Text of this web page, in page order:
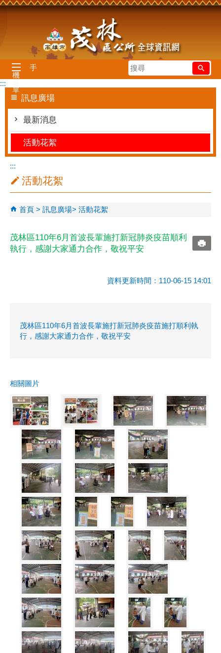
跳到主要內容區塊
搜
尋
手
機
單
:::
訊息廣場
最新消息
活動花絮
:::
活動花絮
首頁 訊息廣場 活動花絮
茂林區110年6月首波長輩施打新冠肺炎疫苗順利
執行，感謝大家通力合作，敬祝平安
資料更新時間：110-06-15 14:01
茂林區110年6月首波長輩施打新冠肺炎疫苗施打順利執
行，感謝大家通力合作，敬祝平安
相關圖片